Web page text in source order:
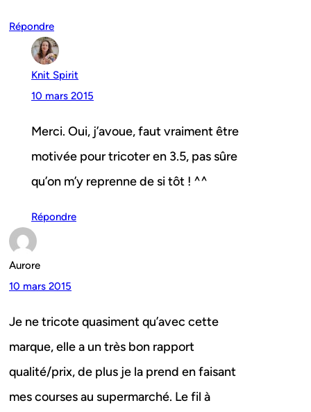
Répondre
Knit Spirit
10 mars 2015
Merci. Oui, j’avoue, faut vraiment être
motivée pour tricoter en 3.5, pas sûre
qu’on m’y reprenne de si tôt ! ^^
Répondre
Aurore
10 mars 2015
Je ne tricote quasiment qu’avec cette
marque, elle a un très bon rapport
qualité/prix, de plus je la prend en faisant
mes courses au supermarché. Le fil à